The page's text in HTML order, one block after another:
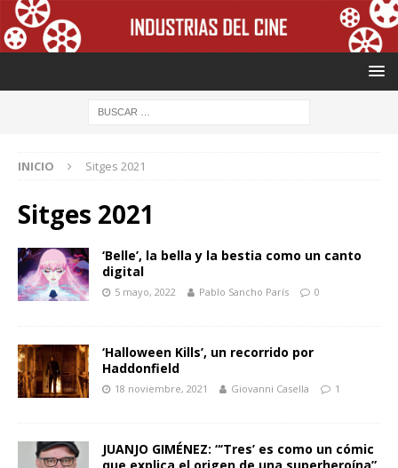
INICIO Sitges 2021
Sitges 2021
‘Belle’, la bella y la bestia como un canto
digital
5 mayo, 2022 Pablo Sancho París 0
‘Halloween Kills’, un recorrido por
Haddonfield
18 noviembre, 2021 Giovanni Casella 1
JUANJO GIMÉNEZ: “‘Tres’ es como un cómic